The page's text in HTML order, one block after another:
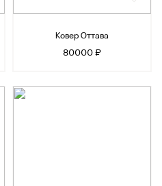
Ковер Оттава
80000 ₽